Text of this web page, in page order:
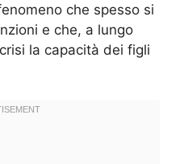
che spesso si
e che, a lungo
la capacità dei figli